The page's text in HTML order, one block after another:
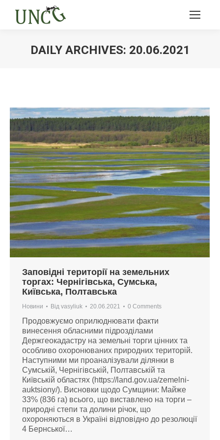
DAILY ARCHIVES: 20.06.2021
Заповідні території на земельних
торгах: Чернігівська, Сумська,
Київська, Полтавська
Новини Від vasyliuk 20.06.2021 0 Comments
Продовжуємо оприлюднювати факти
винесення обласними підрозділами
Держгеокадастру на земельні торги цінних та
особливо охоронюваних природних територій.
Наступними ми проаналізували ділянки в
Сумській, Чернігівській, Полтавській та
Київській областях (https://land.gov.ua/zemelni-
auktsiony/). Висновки щодо Сумщини: Майже
33% (836 га) всього, що виставлено на торги –
природні степи та долини річок, що
охороняються в Україні відповідно до резолюції
4 Бернської…